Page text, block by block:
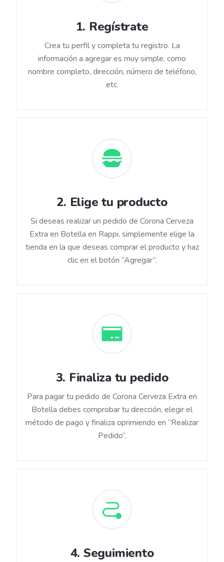
1. Regístrate
Crea tu perfil y completa tu registro. La
información a agregar es muy simple, como
nombre completo, dirección, número de teléfono,
etc.
2. Elige tu producto
Si deseas realizar un pedido de Corona Cerveza
Extra en Botella en Rappi, simplemente elige la
tienda en la que deseas comprar el producto y haz
clic en el botón “Agregar”.
3. Finaliza tu pedido
Para pagar tu pedido de Corona Cerveza Extra en
Botella debes comprobar tu dirección, elegir el
método de pago y finaliza oprimiendo en “Realizar
Pedido”.
4. Seguimiento